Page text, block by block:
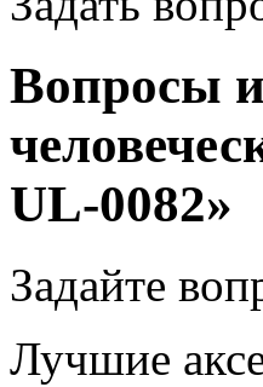
Вопросы
UL-0082»
Задайте
Лучшие